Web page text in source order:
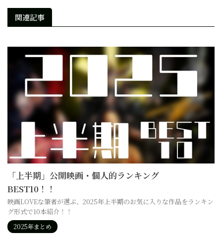
関連記事
「上半期」公開映画・個人的ランキング
BEST10！！
映画LOVEな筆者が選ぶ、2025年上半期のお気に入りな作品をランキン
グ形式で10本紹介！！
2025年まとめ